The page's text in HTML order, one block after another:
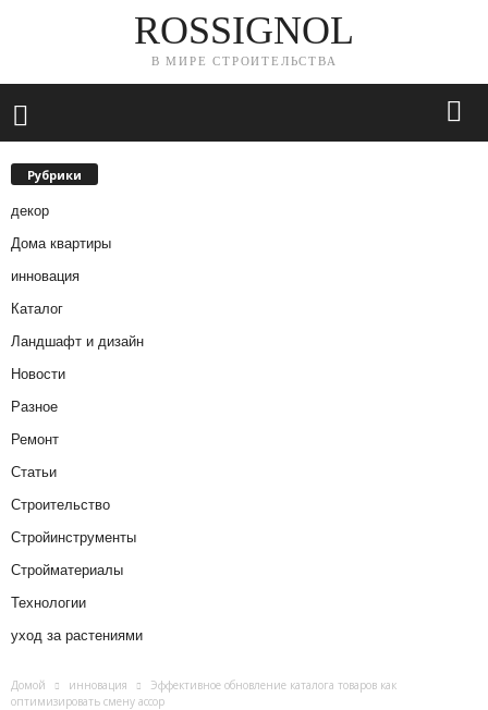
ROSSIGNOL
В МИРЕ СТРОИТЕЛЬСТВА
Рубрики
декор
Дома квартиры
инновация
Каталог
Ландшафт и дизайн
Новости
Разное
Ремонт
Статьи
Строительство
Стройинструменты
Стройматериалы
Технологии
уход за растениями
Домой инновация
Эффективное обновление каталога товаров как
оптимизировать смену ассор